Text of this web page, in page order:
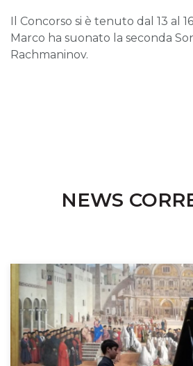
Il Concorso si è tenuto dal 13 al
Marco ha suonato la seconda
Rachmaninov.
NEWS